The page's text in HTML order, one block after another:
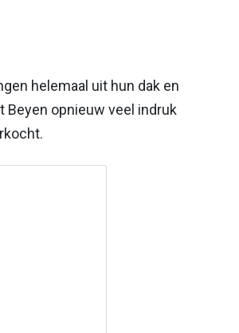
helemaal uit hun dak en
opnieuw veel indruk